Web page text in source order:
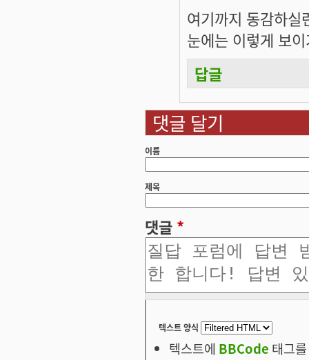
여기까지 동감하실
눈에는 이렇게 보
답글
댓글 달기
이름
제목
댓글 *
텍스트 양식
텍스트에 BBCode 태그